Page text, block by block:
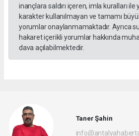
inançlara saldırı içeren, imla kuralları ile
karakter kullanılmayan ve tamamı
yorumlar onaylanmamaktadır. Ayrıca
hakaret içerikli yorumlar hakkında
dava açılabilmektedir.
Taner Şahin